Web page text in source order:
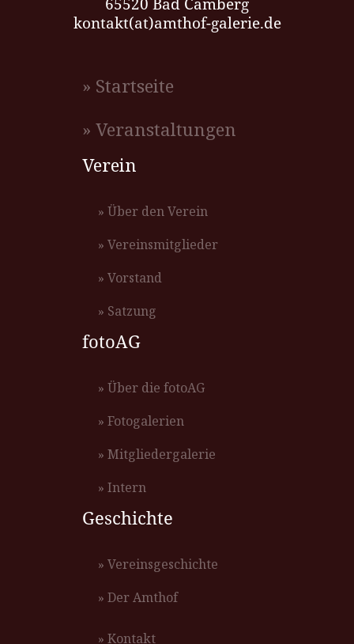
kontakt(at)amthof-galerie.de
» Startseite
» Veranstaltungen
Verein
» Über den Verein
» Vereinsmitglieder
» Vorstand
» Satzung
fotoAG
» Über die fotoAG
» Fotogalerien
» Mitgliedergalerie
» Intern
Geschichte
» Vereinsgeschichte
» Der Amthof
» Kontakt